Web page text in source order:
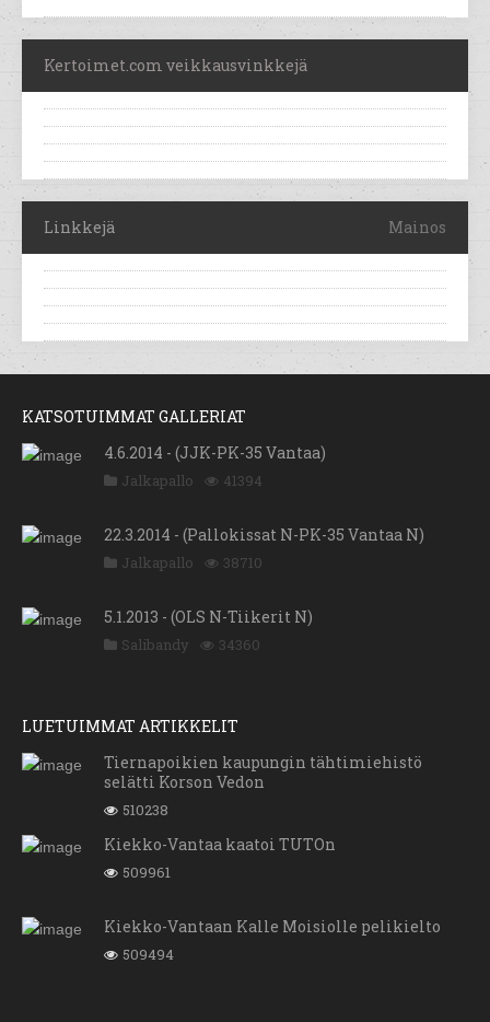
Kertoimet.com veikkausvinkkejä
Linkkejä Mainos
KATSOTUIMMAT GALLERIAT
4.6.2014 - (JJK-PK-35 Vantaa)
Jalkapallo 41394
22.3.2014 - (Pallokissat N-PK-35 Vantaa N)
Jalkapallo 38710
5.1.2013 - (OLS N-Tiikerit N)
Salibandy 34360
LUETUIMMAT ARTIKKELIT
Tiernapoikien kaupungin tähtimiehistö
selätti Korson Vedon
510238
Kiekko-Vantaa kaatoi TUTOn
509961
Kiekko-Vantaan Kalle Moisiolle pelikielto
509494